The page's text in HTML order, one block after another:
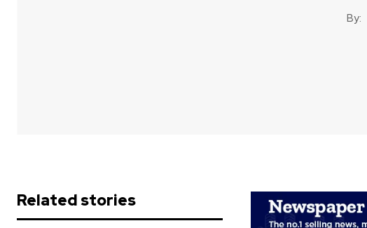
By:
Related stories